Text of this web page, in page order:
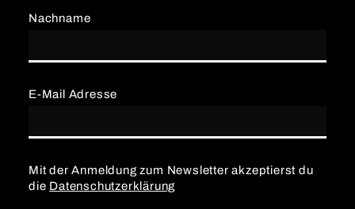
E-Mail Adresse
Nachname
Mit der Anmeldung zum Newsletter akzeptierst du
die Datenschutzerklärung